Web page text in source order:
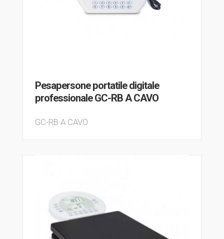
Pesapersone portatile digitale
professionale GC-RB A CAVO
GC-RB A CAVO